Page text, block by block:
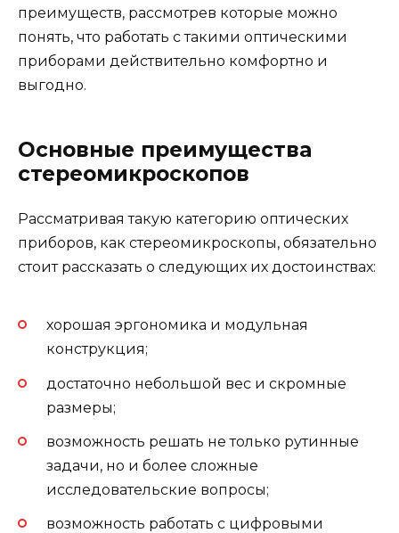
преимуществ, рассмотрев которые можно
понять, что работать с такими оптическими
приборами действительно комфортно и
выгодно.
Основные преимущества
стереомикроскопов
Рассматривая такую категорию оптических
приборов, как стереомикроскопы, обязательно
стоит рассказать о следующих их достоинствах:
хорошая эргономика и модульная
конструкция;
достаточно небольшой вес и скромные
размеры;
возможность решать не только рутинные
задачи, но и более сложные
исследовательские вопросы;
возможность работать с цифровыми